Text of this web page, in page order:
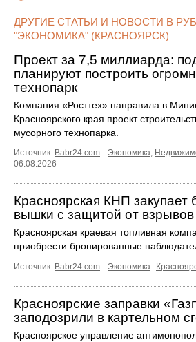
ДРУГИЕ СТАТЬИ И НОВОСТИ В
"ЭКОНОМИКА" (КРАСНОЯРСК)
Проект за 7,5 миллиарда:
планируют построить
технопарк
Компания «Росттех» направила в
Красноярского края проект
мусорного технопарка.
Источник: Babr24.com. Экономика,
06.08.2026
Красноярская КНП закупает
вышки с защитой от взрывов
Красноярская краевая топливная
приобрести бронированные
Источник: Babr24.com Экономика
Красноярские заправки
заподозрили в картельном
Красноярское управление